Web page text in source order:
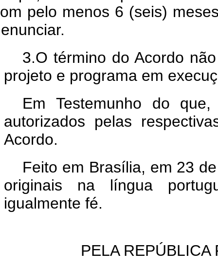
pelo menos 6 (seis)
3.O término do Acordo
projeto e programa em
Em Testemunho do que,
autorizados pelas
Acordo.
Feito em Brasília, em 23
originais na língua
igualmente fé.
PELA REPÚBLICA